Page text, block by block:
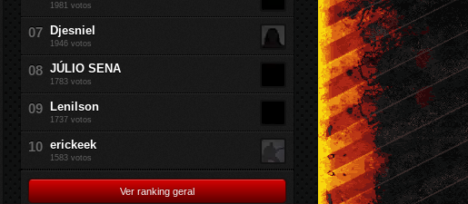
1981 votos
Djesniel
1946 votos
JÚLIO SENA
1783 votos
Lenilson
1737 votos
erickeek
1583 votos
Ver ranking geral